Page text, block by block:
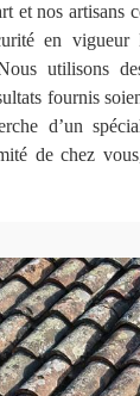
et nos artisans
en vigueur
utilisons
fournis
d’un
de chez